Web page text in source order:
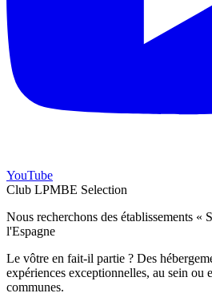
YouTube
Club LPMBE Selection
Nous recherchons des établissements «
l'Espagne
Le vôtre en fait-il partie ? Des
expériences exceptionnelles, au sein ou
communes.